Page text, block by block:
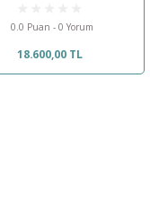
0.0 Puan - 0 Yorum
18.600,00 TL